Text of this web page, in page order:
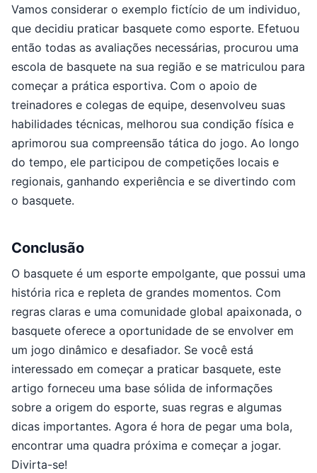
Vamos considerar o exemplo fictício de um individuo,
que decidiu praticar basquete como esporte. Efetuou
então todas as avaliações necessárias, procurou uma
escola de basquete na sua região e se matriculou para
começar a prática esportiva. Com o apoio de
treinadores e colegas de equipe, desenvolveu suas
habilidades técnicas, melhorou sua condição física e
aprimorou sua compreensão tática do jogo. Ao longo
do tempo, ele participou de competições locais e
regionais, ganhando experiência e se divertindo com
o basquete.
Conclusão
O basquete é um esporte empolgante, que possui uma
história rica e repleta de grandes momentos. Com
regras claras e uma comunidade global apaixonada, o
basquete oferece a oportunidade de se envolver em
um jogo dinâmico e desafiador. Se você está
interessado em começar a praticar basquete, este
artigo forneceu uma base sólida de informações
sobre a origem do esporte, suas regras e algumas
dicas importantes. Agora é hora de pegar uma bola,
encontrar uma quadra próxima e começar a jogar.
Divirta-se!